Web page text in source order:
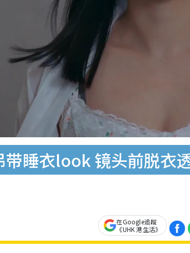
睡衣look 镜头前脱衣
在Google追蹤
《UHK 港生活》